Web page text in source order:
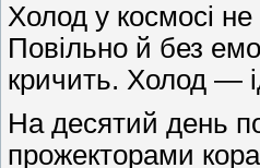
Холод у космосі
Повільно й без
кричить. Холод —
На десятий день
прожекторами